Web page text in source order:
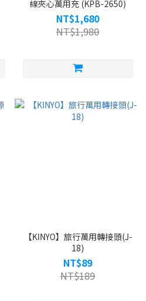
線夾心萬用充 (KPB-2650)
NT$1,680
NT$1,980
【KINYO】旅行萬用轉接頭(J-
18)
NT$89
NT$189